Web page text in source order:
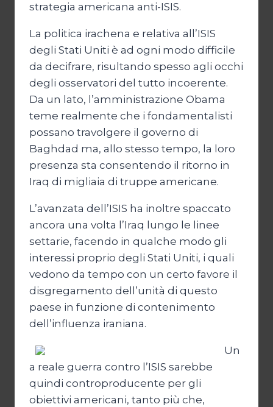
strategia americana anti-ISIS.
La politica irachena e relativa all’ISIS
degli Stati Uniti è ad ogni modo difficile
da decifrare, risultando spesso agli occhi
degli osservatori del tutto incoerente.
Da un lato, l’amministrazione Obama
teme realmente che i fondamentalisti
possano travolgere il governo di
Baghdad ma, allo stesso tempo, la loro
presenza sta consentendo il ritorno in
Iraq di migliaia di truppe americane.
L’avanzata dell’ISIS ha inoltre spaccato
ancora una volta l’Iraq lungo le linee
settarie, facendo in qualche modo gli
interessi proprio degli Stati Uniti, i quali
vedono da tempo con un certo favore il
disgregamento dell’unità di questo
paese in funzione di contenimento
dell’influenza iraniana.
Un
a reale guerra contro l’ISIS sarebbe
quindi controproducente per gli
obiettivi americani, tanto più che,